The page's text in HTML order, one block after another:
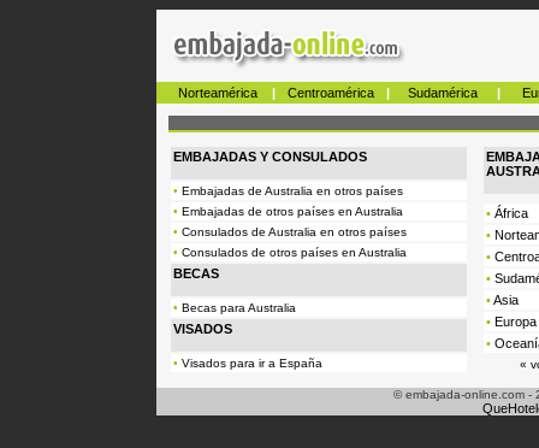
Norteamérica | Centroamérica | Sudamérica |
EMBAJADAS Y CONSULADOS
• Embajadas de Australia en otros países
• Embajadas de otros países en Australia
• Consulados de Australia en otros países
• Consulados de otros países en Australia
BECAS
• Becas para Australia
VISADOS
• Visados para ir a España
• África
•
•
•
•Asia
• Europa
•
«
© embajada-online.com -